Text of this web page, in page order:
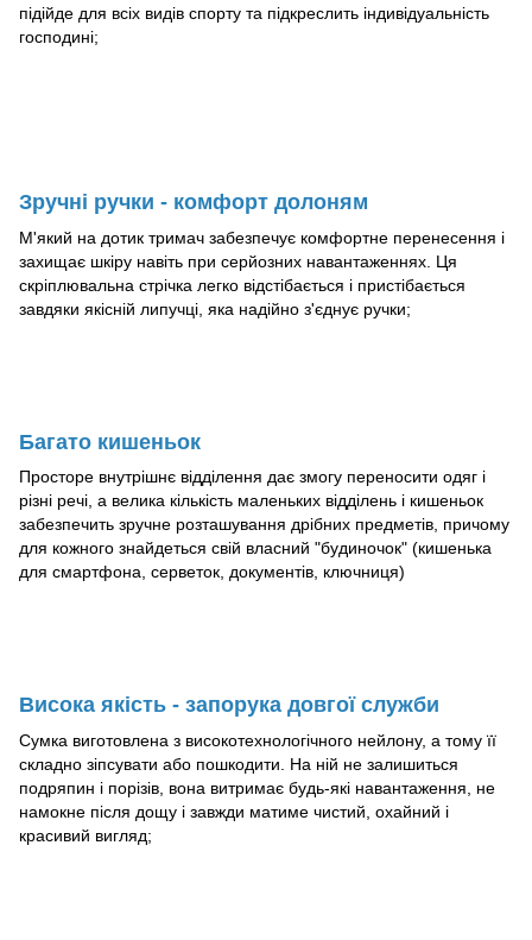
підійде для всіх видів спорту та підкреслить індивідуальність
господині;
Зручні ручки - комфорт долоням
М'який на дотик тримач забезпечує комфортне перенесення і
захищає шкіру навіть при серйозних навантаженнях. Ця
скріплювальна стрічка легко відстібається і пристібається
завдяки якісній липучці, яка надійно з'єднує ручки;
Багато кишеньок
Просторе внутрішнє відділення дає змогу переносити одяг і
різні речі, а велика кількість маленьких відділень і кишеньок
забезпечить зручне розташування дрібних предметів, причому
для кожного знайдеться свій власний "будиночок" (кишенька
для смартфона, серветок, документів, ключниця)
Висока якість - запорука довгої служби
Сумка виготовлена з високотехнологічного нейлону, а тому її
складно зіпсувати або пошкодити. На ній не залишиться
подряпин і порізів, вона витримає будь-які навантаження, не
намокне після дощу і завжди матиме чистий, охайний і
красивий вигляд;